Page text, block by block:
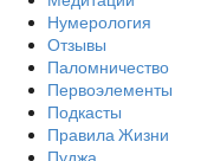
Нумерология
Отзывы
Паломничество
Первоэлементы
Подкасты
Правила Жизни